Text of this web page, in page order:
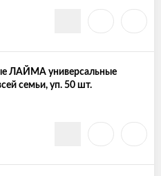
ЛАЙМА универсальные
семьи, уп. 50 шт.